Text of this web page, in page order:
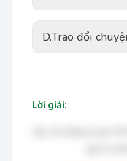
D.Trao đổi
Lời giải: